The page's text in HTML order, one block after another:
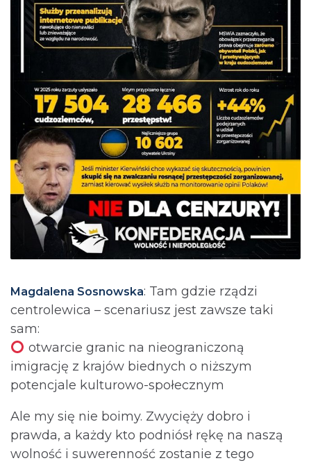
Magdalena Sosnowska: Tam gdzie rządzi
centrolewica – scenariusz jest zawsze taki
sam:
otwarcie granic na nieograniczoną
imigrację z krajów biednych o niższym
potencjale kulturowo-społecznym
Ale my się nie boimy. Zwycięży dobro i
prawda, a każdy kto podniósł rękę na naszą
wolność i suwerenność zostanie z tego